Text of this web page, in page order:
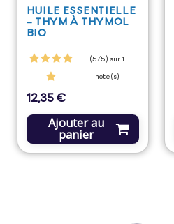
HUILE ESSENTIELLE
- THYM À THYMOL
BIO
(5/5) sur 1
note(s)
Prix
12,35 €
Ajouter au
panier